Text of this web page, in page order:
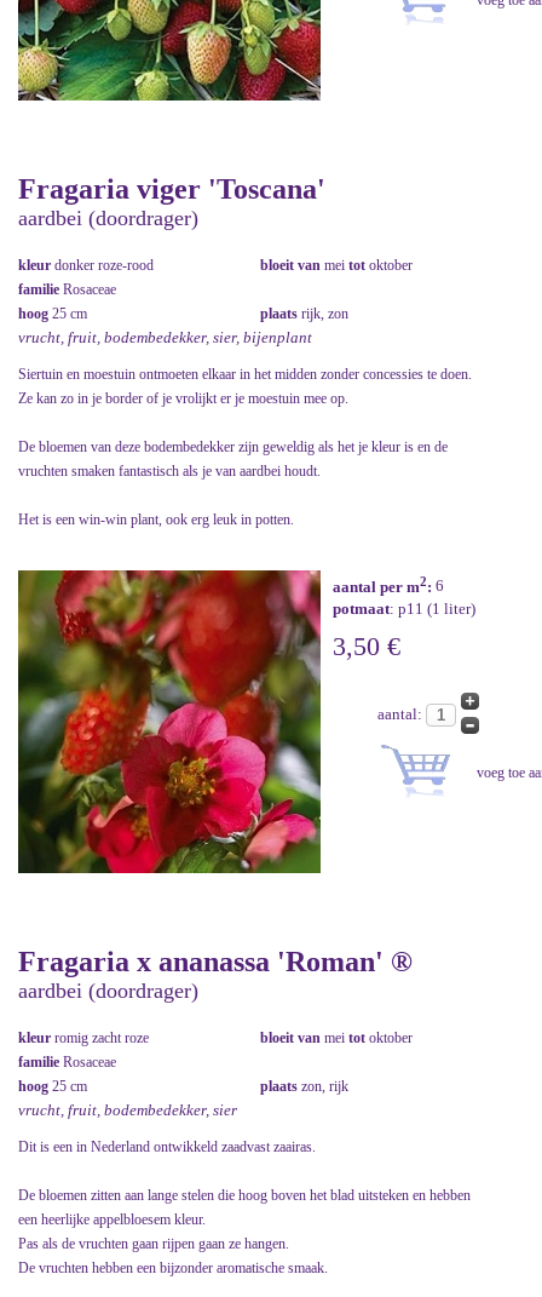
Fragaria viger 'Toscana'
aardbei (doordrager)
kleur donker roze-rood bloeit van mei tot oktober
familie Rosaceae
hoog 25 cm plaats rijk, zon
vrucht, fruit, bodembedekker, sier, bijenplant
Siertuin en moestuin ontmoeten elkaar in het midden zonder concessies te doen.
Ze kan zo in je border of je vrolijkt er je moestuin mee op.
De bloemen van deze bodembedekker zijn geweldig als het je kleur is en de
vruchten smaken fantastisch als je van aardbei houdt.
Het is een win-win plant, ook erg leuk in potten.
aantal per m2: 6
potmaat: p11 (1 liter)
3,50 €
aantal:
Fragaria x ananassa 'Roman' ®
aardbei (doordrager)
kleur romig zacht roze bloeit van mei tot oktober
familie Rosaceae
hoog 25 cm plaats zon, rijk
vrucht, fruit, bodembedekker, sier
Dit is een in Nederland ontwikkeld zaadvast zaairas.
De bloemen zitten aan lange stelen die hoog boven het blad uitsteken en hebben
een heerlijke appelbloesem kleur.
Pas als de vruchten gaan rijpen gaan ze hangen.
De vruchten hebben een bijzonder aromatische smaak.